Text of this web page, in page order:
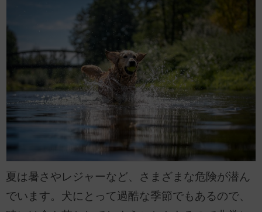
夏は暑さやレジャーなど、さまざまな危険が潜ん
でいます。犬にとって過酷な季節でもあるので、